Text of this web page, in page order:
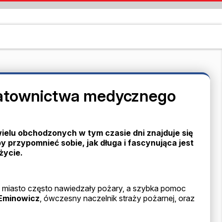
medycznego
obchodzonych w tym czasie dni znajduje się
przypomnieć sobie, jak długa i fascynująca jest
często nawiedzały pożary, a szybka pomoc
, ówczesny naczelnik straży pożarnej, oraz